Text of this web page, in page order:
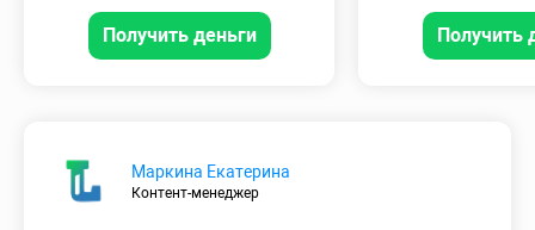
Получить деньги Получить
Маркина Екатерина
Контент-менеджер